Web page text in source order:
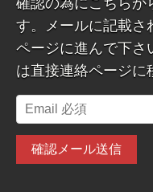
す。メールに記載さ
ページに進んで下
は直接連絡ページに